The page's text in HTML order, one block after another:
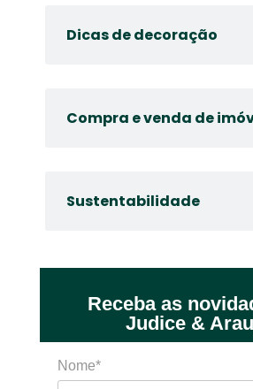
Dicas de decoração
Compra e venda de
Sustentabilidade
Receba as
Judice &
Nome*